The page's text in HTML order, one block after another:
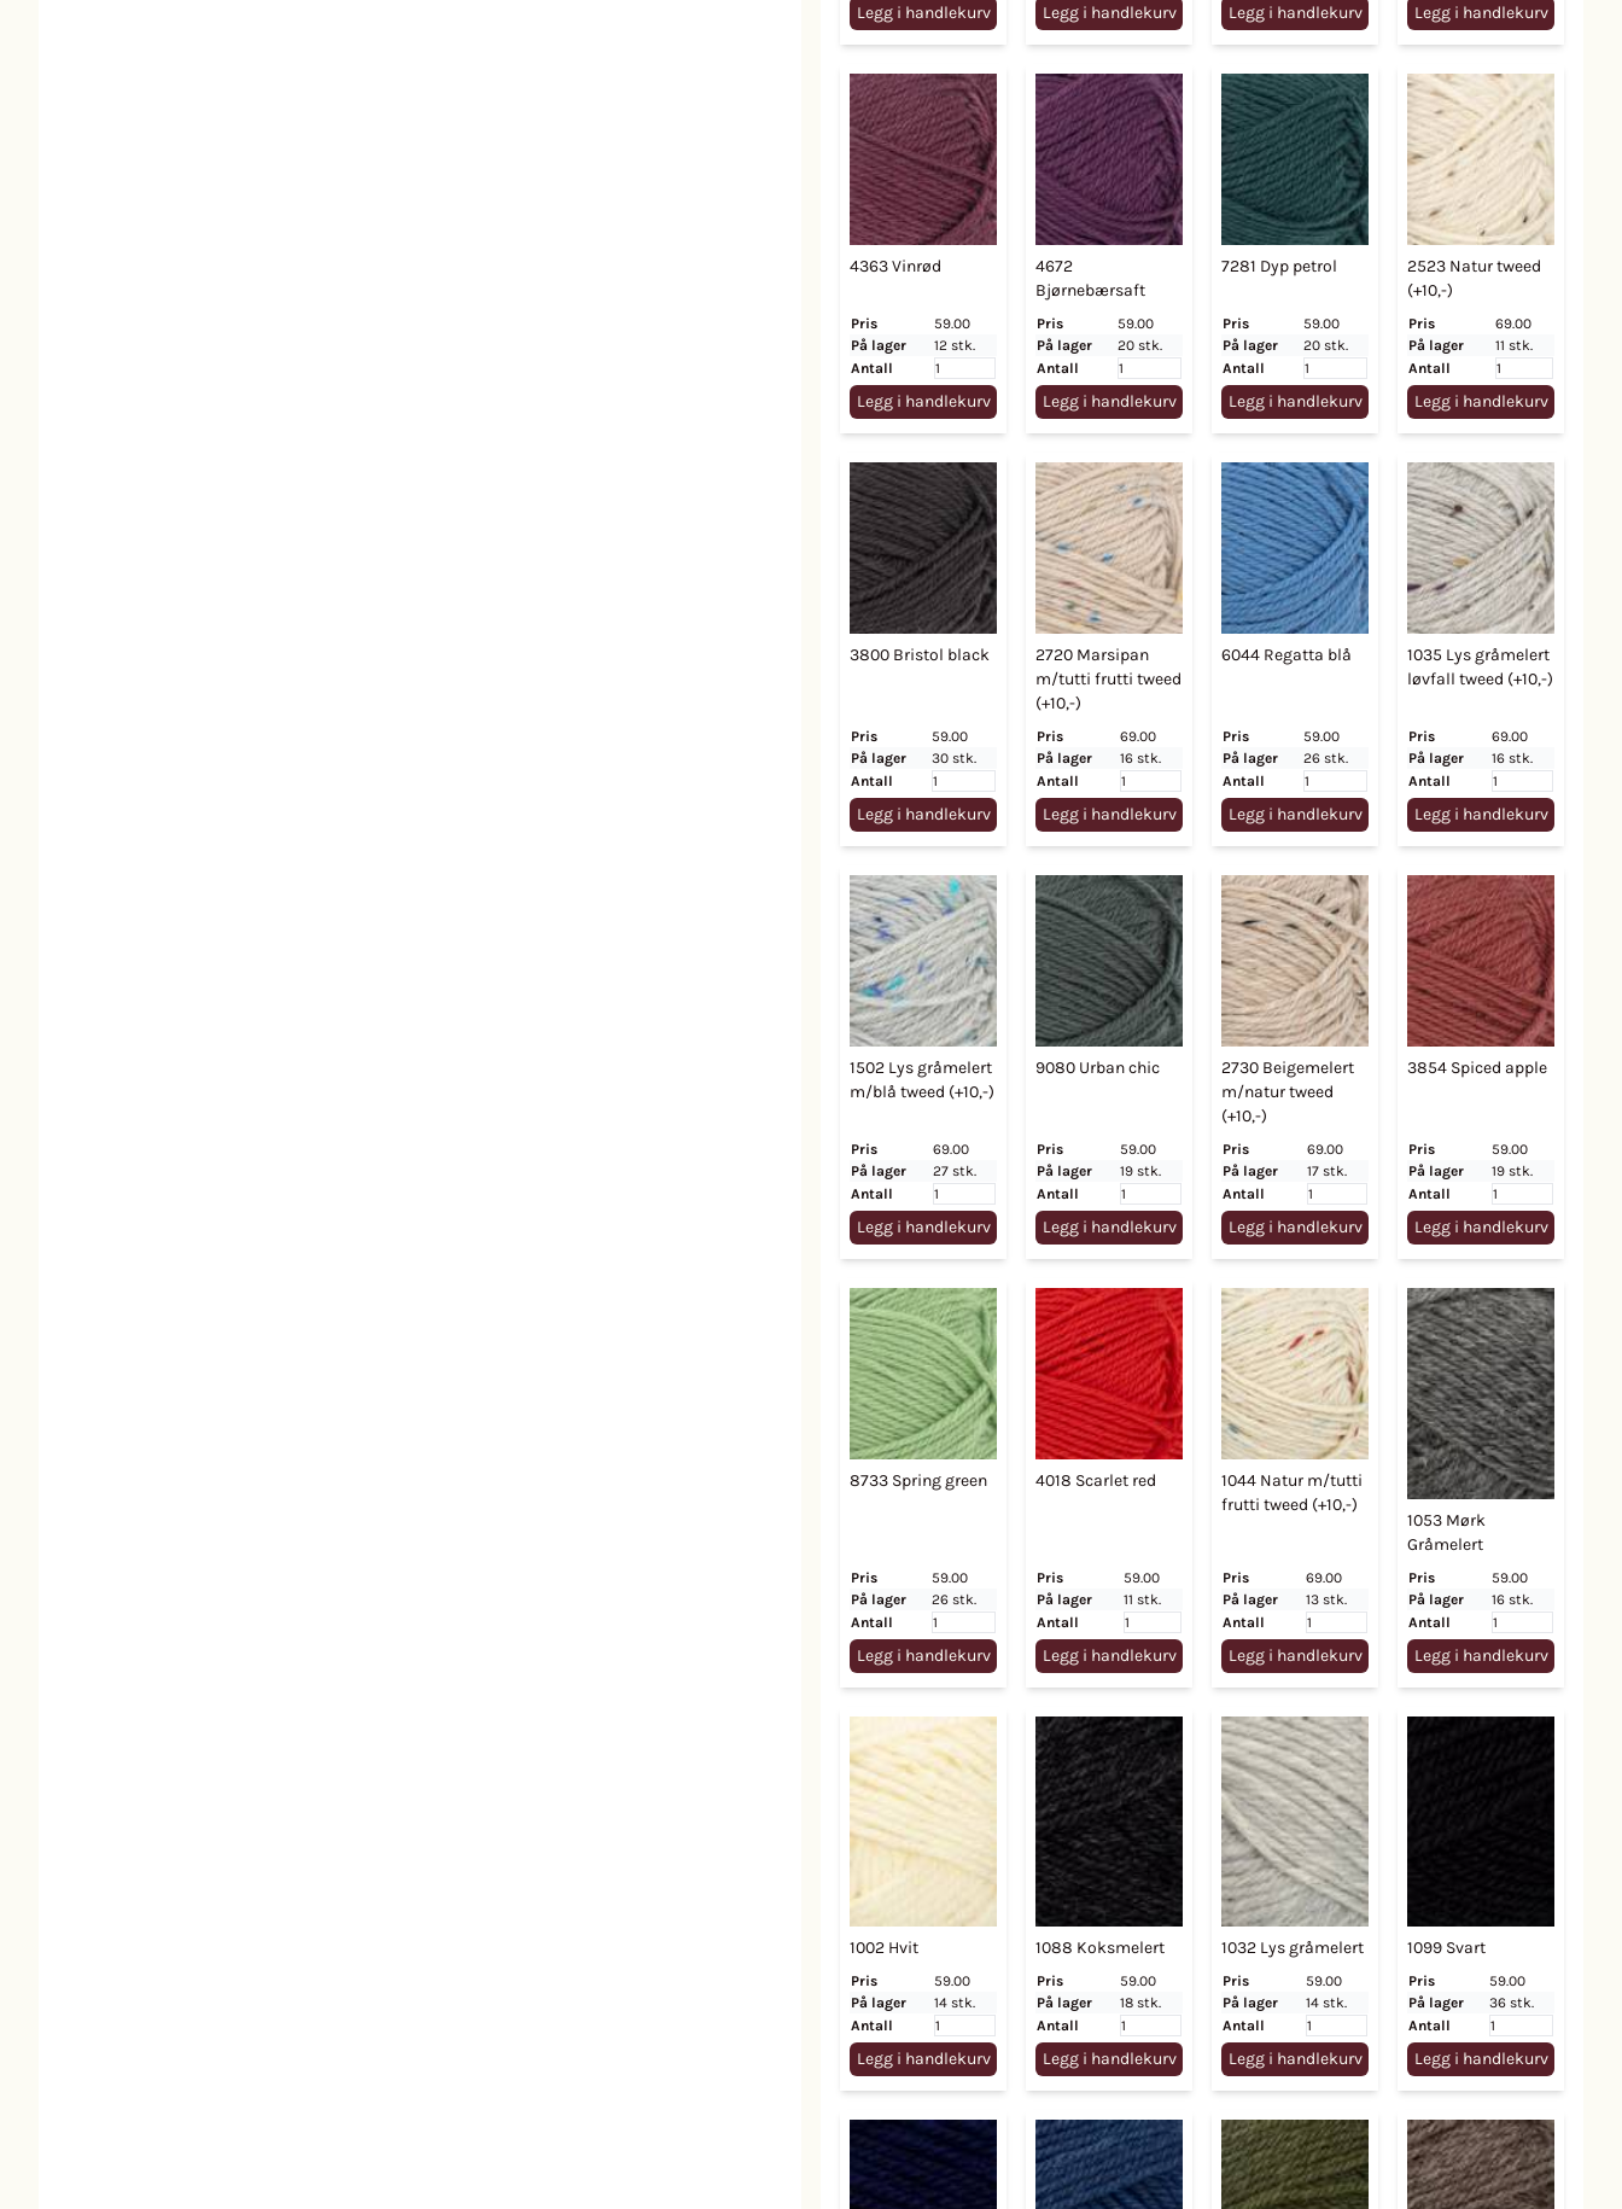
Legg i handlekurv Legg i handlekurv Legg i handlekurv Legg i handlekurv
4363 Vinrød
Pris
59.00
På lager
12 stk.
Antall
Legg i handlekurv
4672
Bjørnebærsaft
Pris
59.00
På lager
20 stk.
Antall
Legg i handlekurv
7281 Dyp petrol
Pris
59.00
På lager
20 stk.
Antall
Legg i handlekurv
2523 Natur tweed
(+10,-)
Pris
69.00
På lager
11 stk.
Antall
Legg i handlekurv
3800 Bristol black
Pris
59.00
På lager
30 stk.
Antall
Legg i handlekurv
2720 Marsipan
m/tutti frutti tweed
(+10,-)
Pris
69.00
På lager
16 stk.
Antall
Legg i handlekurv
6044 Regatta blå
Pris
59.00
På lager
26 stk.
Antall
Legg i handlekurv
1035 Lys gråmelert
løvfall tweed (+10,-)
Pris
69.00
På lager
16 stk.
Antall
Legg i handlekurv
1502 Lys gråmelert
m/blå tweed (+10,-)
Pris
69.00
På lager
27 stk.
Antall
Legg i handlekurv
9080 Urban chic
Pris
59.00
På lager
19 stk.
Antall
Legg i handlekurv
2730 Beigemelert
m/natur tweed
(+10,-)
Pris
69.00
På lager
17 stk.
Antall
Legg i handlekurv
3854 Spiced apple
Pris
59.00
På lager
19 stk.
Antall
Legg i handlekurv
8733 Spring green
Pris
59.00
På lager
26 stk.
Antall
Legg i handlekurv
4018 Scarlet red
Pris
59.00
På lager
11 stk.
Antall
Legg i handlekurv
1044 Natur m/tutti
frutti tweed (+10,-)
Pris
69.00
På lager
13 stk.
Antall
Legg i handlekurv
1053 Mørk
Gråmelert
Pris
59.00
På lager
16 stk.
Antall
Legg i handlekurv
1002 Hvit
Pris
59.00
På lager
14 stk.
Antall
Legg i handlekurv
1088 Koksmelert
Pris
59.00
På lager
18 stk.
Antall
Legg i handlekurv
1032 Lys gråmelert
Pris
59.00
På lager
14 stk.
Antall
Legg i handlekurv
1099 Svart
Pris
59.00
På lager
36 stk.
Antall
Legg i handlekurv